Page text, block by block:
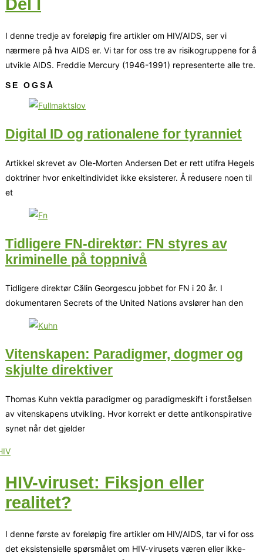
Del I
I denne tredje av foreløpig fire artikler om HIV/AIDS, ser vi
nærmere på hva AIDS er. Vi tar for oss tre av risikogruppene for å
utvikle AIDS. Freddie Mercury (1946-1991) representerte alle tre.
SE OGSÅ
Digital ID og rationalene for tyranniet
Artikkel skrevet av Ole-Morten Andersen Det er rett utifra Hegels
doktriner hvor enkeltindividet ikke eksisterer. Å redusere noen til
et
Tidligere FN-direktør: FN styres av
kriminelle på toppnivå
Tidligere direktør Călin Georgescu jobbet for FN i 20 år. I
dokumentaren Secrets of the United Nations avslører han den
Vitenskapen: Paradigmer, dogmer og
skjulte direktiver
Thomas Kuhn vektla paradigmer og paradigmeskift i forståelsen
av vitenskapens utvikling. Hvor korrekt er dette antikonspirative
synet når det gjelder
HIV-viruset: Fiksjon eller
realitet?
I denne første av foreløpig fire artikler om HIV/AIDS, tar vi for oss
det eksistensielle spørsmålet om HIV-virusets væren eller ikke-